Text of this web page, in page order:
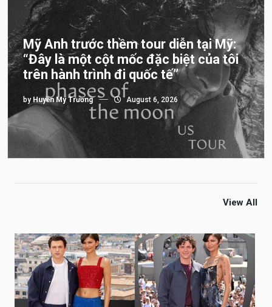
Mỹ Anh trước thềm tour diễn tại Mỹ:
“Đây là một cột mốc đặc biệt của tôi
trên hành trình đi quốc tế”
by Huyền My Trương August 6, 2026
View All